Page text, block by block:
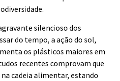
silencioso dos
do tempo, a ação do sol,
os plásticos maiores em
recentes comprovam que
cadeia alimentar, estando